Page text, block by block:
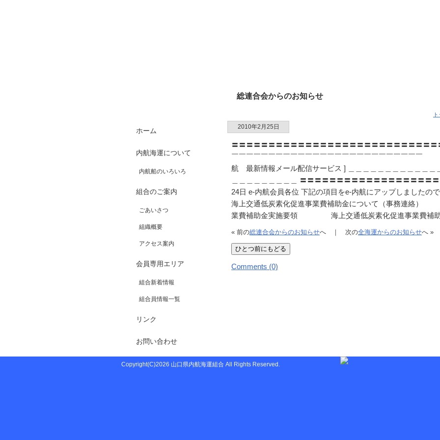
ホーム
内航海運について
内航船のいろいろ
組合のご案内
ごあいさつ
組織概要
アクセス案内
会員専用エリア
組合新着情報
組合員情報一覧
リンク
お問い合わせ
総連合会からのお知らせ
2010年2月25日
〓〓〓〓〓〓〓〓〓〓〓〓〓〓〓〓〓〓〓〓〓〓〓〓〓〓〓
￣￣￣￣￣￣￣￣￣￣￣￣￣￣￣￣￣￣￣
航 最新情報メール配信サービス ] ＿＿＿＿＿＿＿＿＿＿＿＿
＿＿＿＿＿＿＿＿＿ 〓〓〓〓〓〓〓〓〓〓〓〓〓〓〓〓〓
24日 e-内航会員各位 下記の項目をe-内航にアップしましたの
海上交通低炭素化促進事業費補助金について（事務連絡
業費補助金実施要領 海上交通低炭素化促進事業費補助
« 前の総連合会からのお知らせへ ｜ 次の全海運からのお知らせへ »
Comments (0)
Copyright(C)2026 山口県内航海運組合 All Rights Reserved.